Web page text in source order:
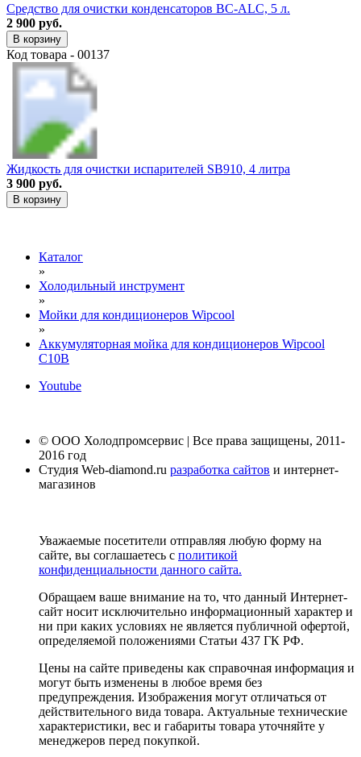
Средство для очистки конденсаторов BC-ALC, 5 л.
2 900 руб.
В корзину
Код товара - 00137
Жидкость для очистки испарителей SB910, 4 литра
3 900 руб.
В корзину
Каталог
»
Холодильный инструмент
»
Мойки для кондиционеров Wipcool
»
Аккумуляторная мойка для кондиционеров Wipcool
C10B
Youtube
© ООО Холодпромсервис | Все права защищены, 2011-
2016 год
Студия Web-diamond.ru разработка сайтов и интернет-
магазинов
Уважаемые посетители отправляя любую форму на
сайте, вы соглашаетесь с политикой
конфиденциальности данного сайта.
Обращаем ваше внимание на то, что данный Интернет-
сайт носит исключительно информационный характер и
ни при каких условиях не является публичной офертой,
определяемой положениями Статьи 437 ГК РФ.
Цены на сайте приведены как справочная информация и
могут быть изменены в любое время без
предупреждения. Изображения могут отличаться от
действительного вида товара. Актуальные технические
характеристики, вес и габариты товара уточняйте у
менеджеров перед покупкой.